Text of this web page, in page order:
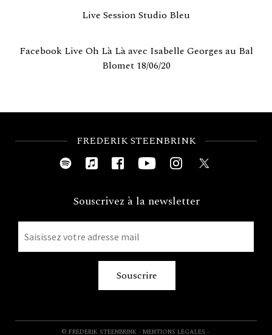
Live Session Studio Bleu
Facebook Live Oh Là Là avec Isabelle Georges au Bal
Blomet 18/06/20
FREDERIK STEENBRINK
Souscrivez à la newsletter
© FREDERIK STEENBRINK- MENTIONS LEGALES -